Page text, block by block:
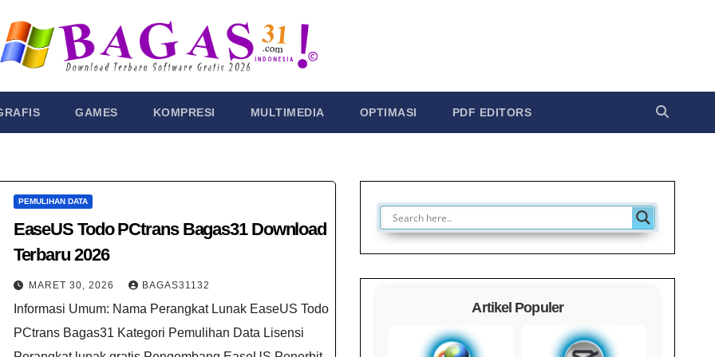
GAMES KOMPRESI MULTIMEDIA OPTIMASI PDF EDITORS
PEMULIHAN DATA
EaseUS Todo PCtrans Bagas31 Download
Terbaru 2026
MARET 30, 2026 BAGAS31132
Informasi Umum: Nama Perangkat Lunak EaseUS Todo
PCtrans Bagas31 Kategori Pemulihan Data Lisensi
Artikel Populer